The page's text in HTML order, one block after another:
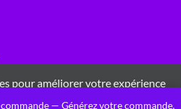
— Générez votre commande,
pour améliorer votre expérience
sur ce site, vous acceptez